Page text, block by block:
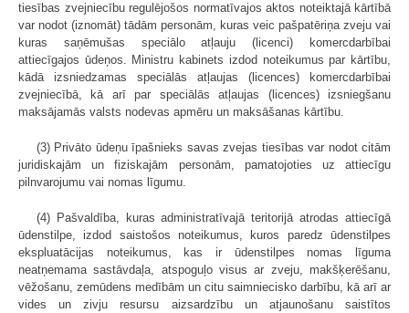
tiesības zvejniecību regulējošos normatīvajos aktos noteiktajā kārtībā
var nodot (iznomāt) tādām personām, kuras veic pašpatēriņa zveju vai
kuras saņēmušas speciālo atļauju (licenci) komercdarbībai
attiecīgajos ūdeņos. Ministru kabinets izdod noteikumus par kārtību,
kādā izsniedzamas speciālās atļaujas (licences) komercdarbībai
zvejniecībā, kā arī par speciālās atļaujas (licences) izsniegšanu
maksājamās valsts nodevas apmēru un maksāšanas kārtību.
(3) Privāto ūdeņu īpašnieks savas zvejas tiesības var nodot citām
juridiskajām un fiziskajām personām, pamatojoties uz attiecīgu
pilnvarojumu vai nomas līgumu.
(4) Pašvaldība, kuras administratīvajā teritorijā atrodas attiecīgā
ūdenstilpe, izdod saistošos noteikumus, kuros paredz ūdenstilpes
ekspluatācijas noteikumus, kas ir ūdenstilpes nomas līguma
neatņemama sastāvdaļa, atspoguļo visus ar zveju, makšķerēšanu,
vēžošanu, zemūdens medībām un citu saimniecisko darbību, kā arī ar
vides un zivju resursu aizsardzību un atjaunošanu saistītos